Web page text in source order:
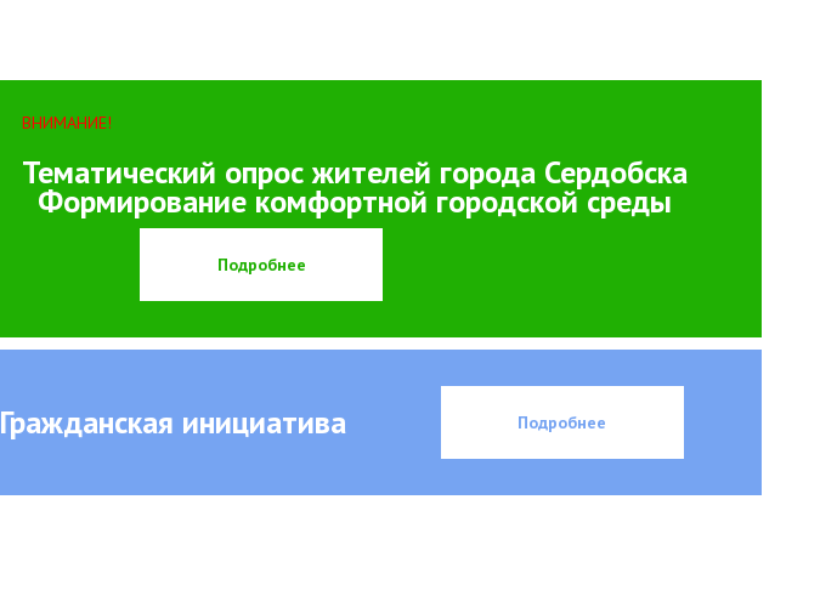
ВНИМАНИЕ!
Тематический опрос жителей города Сердобска
Формирование комфортной городской среды
Подробнее
Гражданская инициатива Подробнее